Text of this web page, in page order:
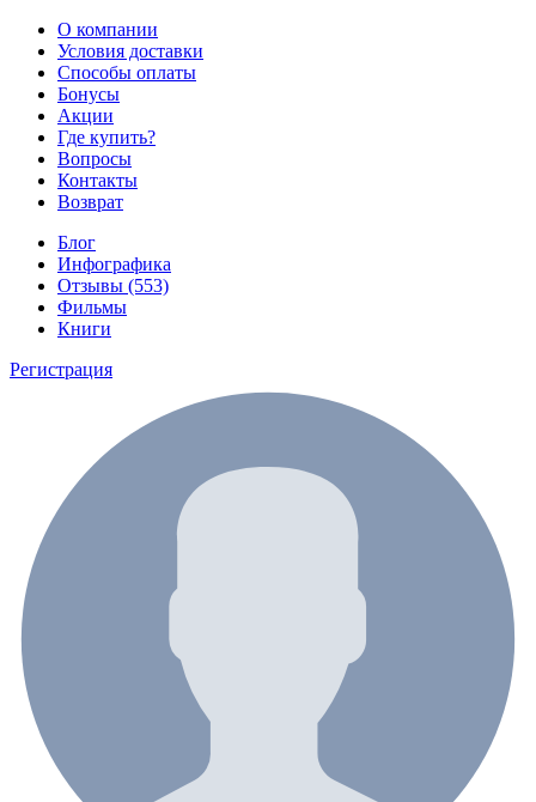
О компании
Условия доставки
Способы оплаты
Бонусы
Акции
Где купить?
Вопросы
Контакты
Возврат
Блог
Инфографика
Отзывы (553)
Фильмы
Книги
Регистрация